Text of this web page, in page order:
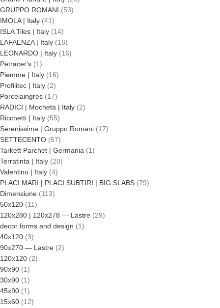
GRUPPO ROMANI
53
IMOLA | Italy 41
ISLA Tiles | Italy 14
LAFAENZA | Italy 16
LEONARDO | Italy 16
Petracer's 1
Piemme | Italy 16
Profilitec | Italy 2
Porcelaingres 17
RADICI | Mocheta | Italy 2
Ricchetti | Italy 55
Serenissima | Gruppo Romani 17
SETTECENTO 57
Tarkett Parchet | Germania 1
Terratinta | Italy 20
Valentino | Italy 4
PLACI MARI | PLACI SUBTIRI | BIG SLABS 79
Dimensiune 113
50x120 11
120x280 | 120x278 — Lastre 29
decor forms and design 1
40x120 3
90x270 — Lastre 2
120x120 2
90x90 1
30x90 1
45x90 1
15x60 12